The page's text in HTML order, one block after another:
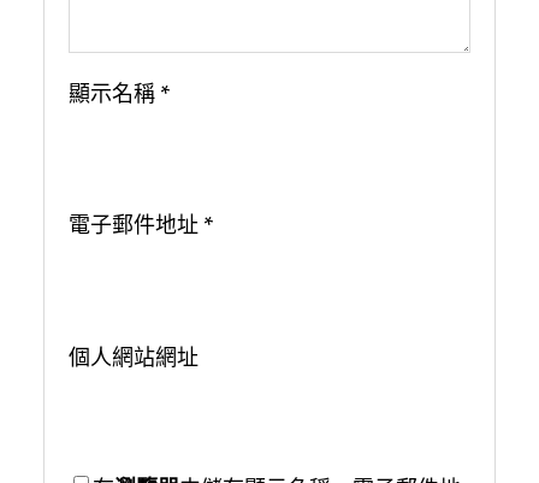
顯示名稱 *
電子郵件地址 *
個人網站網址